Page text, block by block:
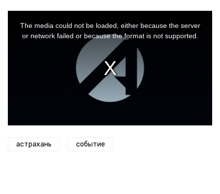
The media could not be loaded, either because the server
or network failed or because the format is not supported.
астрахань событие